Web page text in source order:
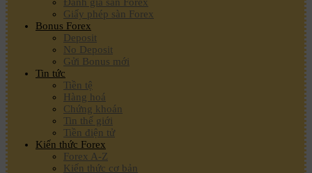
Giấy phép sàn Forex
Bonus Forex
Deposit
No Deposit
Gửi Bonus mới
Tin tức
Tiền tệ
Hàng hoá
Chứng khoán
Tin thế giới
Tiền điện tử
Kiến thức Forex
Forex A-Z
Kiến thức cơ bản